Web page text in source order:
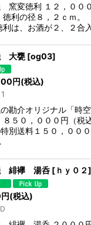
窯変徳利 １２，００
徳利の径８，２ｃｍ
利は、お酒が２、２合
大甕 [og03]
円(税込)
勘介オリジナル「時
８５０，０００円（税
別送料１５０，００
緋襷 湯呑 [ ｈｙ０２]
円(税込)